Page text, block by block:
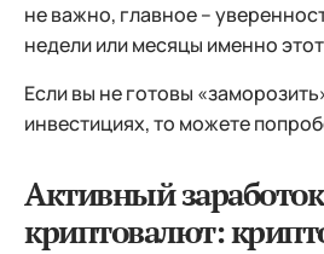
не важно, главное –
недели или месяцы именно
Если вы не готовы
инвестициях, то можете
Активный
криптовалют: